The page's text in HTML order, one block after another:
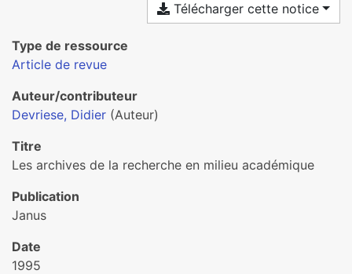
Télécharger cette notice
Type de ressource
Article de revue
Auteur/contributeur
Devriese, Didier (Auteur)
Titre
Les archives de la recherche en milieu académique
Publication
Janus
Date
1995